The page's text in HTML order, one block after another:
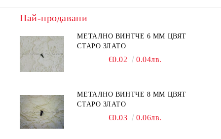
Най-продавани
МЕТАЛНО ВИНТЧЕ 6 ММ ЦВЯТ
СТАРО ЗЛАТО
€0.02 0.04лв.
МЕТАЛНО ВИНТЧЕ 8 ММ ЦВЯТ
СТАРО ЗЛАТО
€0.03 0.06лв.